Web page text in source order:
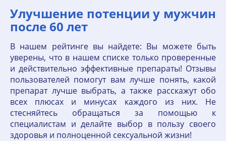
Улучшение потенции у мужчин
после 60 лет
В нашем рейтинге вы найдете: Вы можете быть
уверены, что в нашем списке только проверенные
и действительно эффективные препараты! Отзывы
пользователей помогут вам лучше понять, какой
препарат лучше выбрать, а также расскажут обо
всех плюсах и минусах каждого из них. Не
стесняйтесь обращаться за помощью к
специалистам и делайте выбор в пользу своего
здоровья и полноценной сексуальной жизни!